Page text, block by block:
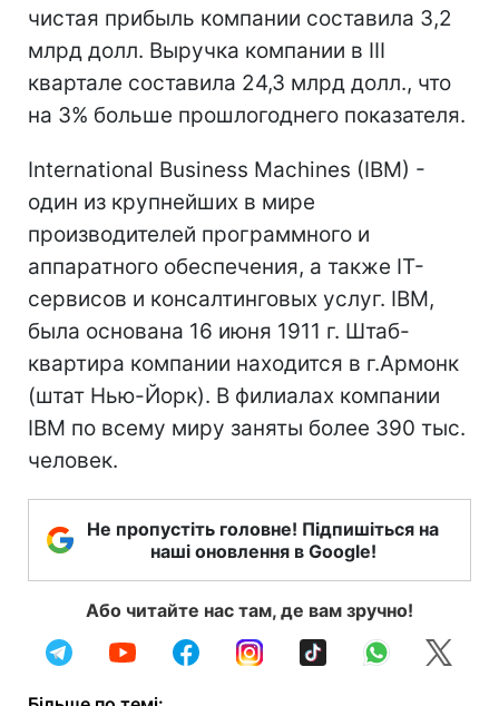
чистая прибыль компании составила 3,2
млрд долл. Выручка компании в III
квартале составила 24,3 млрд долл., что
на 3% больше прошлогоднего показателя.
International Business Machines (IBM) -
один из крупнейших в мире
производителей программного и
аппаратного обеспечения, а также IT-
сервисов и консалтинговых услуг. IBM,
была основана 16 июня 1911 г. Штаб-
квартира компании находится в г.Армонк
(штат Нью-Йорк). В филиалах компании
IBM по всему миру заняты более 390 тыс.
человек.
Не пропустіть головне! Підпишіться на
наші оновлення в Google!
Або читайте нас там, де вам зручно!